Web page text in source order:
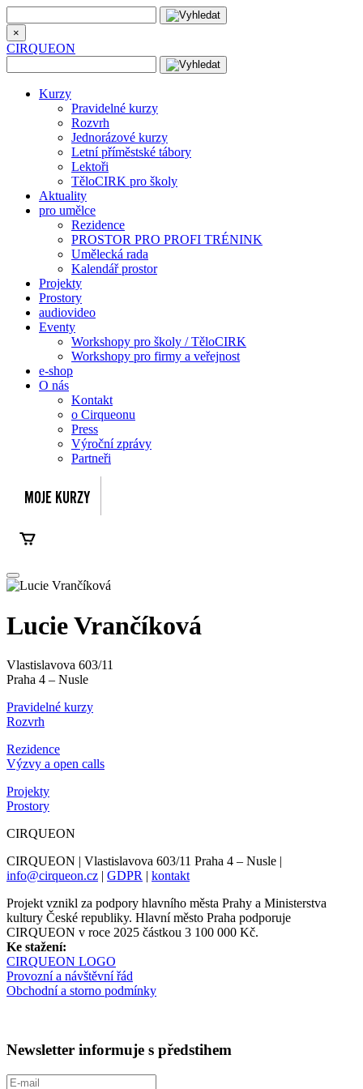
×
CIRQUEON
Kurzy
Pravidelné kurzy
Rozvrh
Jednorázové kurzy
Letní příměstské tábory
Lektoři
TěloCIRK pro školy
Aktuality
pro umělce
Rezidence
PROSTOR PRO PROFI TRÉNINK
Umělecká rada
Kalendář prostor
Projekty
Prostory
audiovideo
Eventy
Workshopy pro školy / TěloCIRK
Workshopy pro firmy a veřejnost
e-shop
O nás
Kontakt
o Cirqueonu
Press
Výroční zprávy
Partneři
Lucie Vrančíková
Vlastislavova 603/11
Praha 4 – Nusle
Pravidelné kurzy
Rozvrh
Rezidence
Výzvy a open calls
Projekty
Prostory
CIRQUEON
CIRQUEON | Vlastislavova 603/11 Praha 4 – Nusle |
info@cirqueon.cz | GDPR | kontakt
Projekt vznikl za podpory hlavního města Prahy a Ministerstva
kultury České republiky. Hlavní město Praha podporuje
CIRQUEON v roce 2025 částkou 3 100 000 Kč.
Ke stažení:
CIRQUEON LOGO
Provozní a návštěvní řád
Obchodní a storno podmínky
Newsletter informuje s předstihem